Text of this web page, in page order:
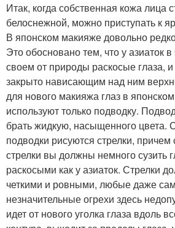
Итак, когда собственная кожа лица
белоснежной, можно приступать к
В японском макияже довольно
Это обосновано тем, что у азиаток
своем от природы раскосые глаза,
закрыто нависающим над ним
для нового макияжа глаз в
используют только подводку.
брать жидкую, насыщенного
подводки рисуются стрелки,
стрелки вы должны немного сузить
раскосыми как у азиаток. Стрелки
четкими и ровными, любые даже
незначительные огрехи здесь
идет от нового уголка глаза вдоль